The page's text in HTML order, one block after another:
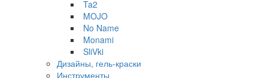
Ta2
MOJO
No Name
Monami
SliVki
Дизайны, гель-краски
Инструменты